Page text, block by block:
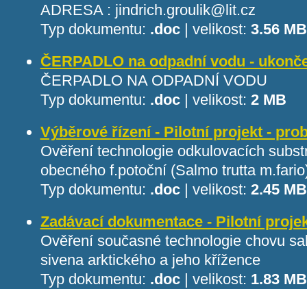
ADRESA : jindrich.groulik@lit.cz
Typ dokumentu: .doc | velikost: 3.56 MB
ČERPADLO na odpadní vodu -
ČERPADLO NA ODPADNÍ VODU
Typ dokumentu: .doc | velikost: 2 MB
Výběrové řízení - Pilotní projekt -
Ověření technologie odkulovacích
obecného f.potoční (Salmo trutta
Typ dokumentu: .doc velikost: 2.45 MB
Zadávací dokumentace - Pilotní
Ověření současné technologie chovu
sivena arktického a jeho křížence
Typ dokumentu: .doc velikost: 1.83 MB